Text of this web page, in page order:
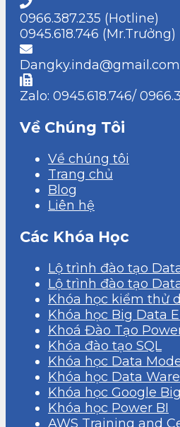
0966.387.235 (Hotline)
0945.618.746 (Mr.Trưởng)
Dangky.inda@gmail.com
Zalo: 0945.618.746/
Về Chúng Tôi
Về chúng tôi
Trang chủ
Blog
Liên hệ
Các Khóa Học
Lộ trình đào tạo
Lộ trình đào tạo
Khóa học kiểm thử
Khóa học Big Data
Khoá Đào Tạo
Khóa đào tạo SQL
Khóa học Data
Khóa học Data
Khóa học Google
Khóa học Power BI
AWS Training and